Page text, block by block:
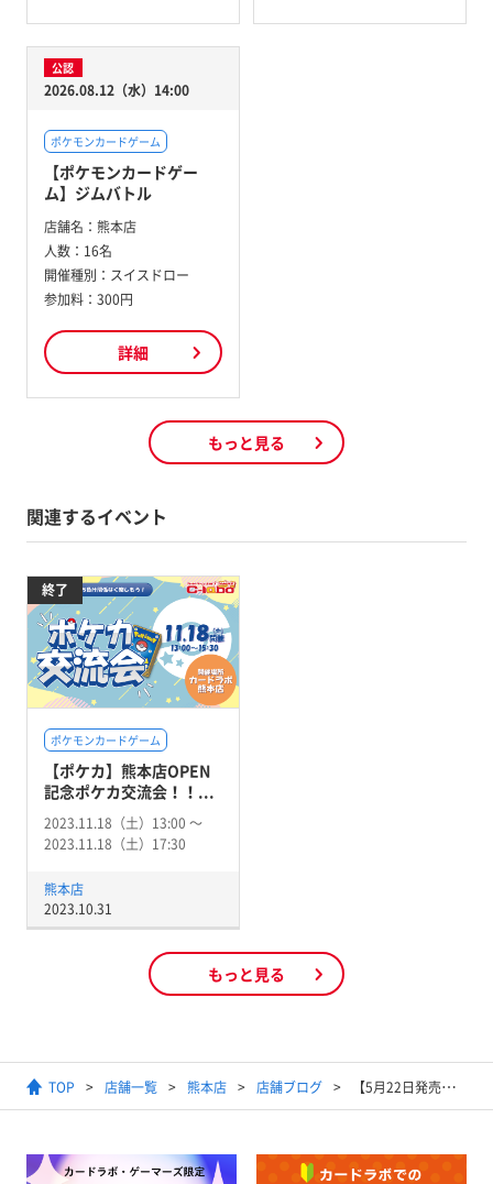
公認
2026.08.12（水）14:00
ポケモンカードゲーム
【ポケモンカードゲー
ム】ジムバトル
店舗名： 熊本店
人数： 16名
開催種別： スイスドロー
参加料： 300円
詳細
もっと見る
関連するイベント
終了
ポケモンカードゲーム
【ポケカ】熊本店OPEN
記念ポケカ交流会！！...
2023.11.18（土）13:00 〜
2023.11.18（土）17:30
熊本店
2023.10.31
もっと見る
TOP 店舗一覧 熊本店 店舗ブログ 【5月22日発売】『ポケモンカードゲーム MEGA 拡張パック アビスアイ』抽選予約販売のお知らせ